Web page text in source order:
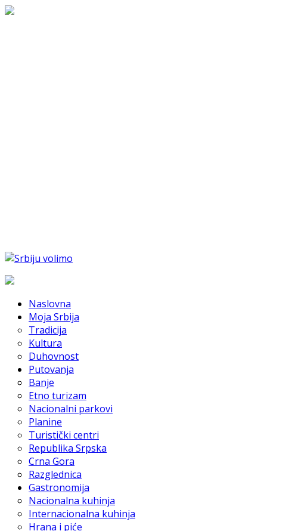
Naslovna
Moja Srbija
Tradicija
Kultura
Duhovnost
Putovanja
Banje
Etno turizam
Nacionalni parkovi
Planine
Turistički centri
Republika Srpska
Crna Gora
Razglednica
Gastronomija
Nacionalna kuhinja
Internacionalna kuhinja
Hrana i piće